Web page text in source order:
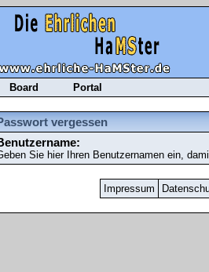
Board Portal
vergessen
Sie hier Ihren Benutzernamen ein,
Impressum